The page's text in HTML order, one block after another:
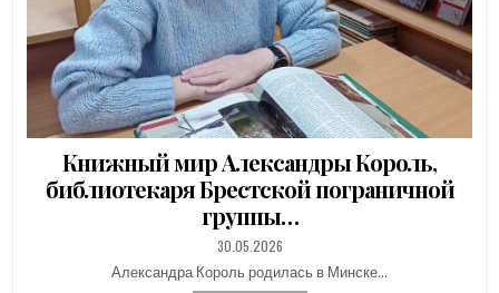
Книжный мир Александры Король,
библиотекаря Брестской пограничной
группы…
PUBLISHED
DATE:
30.05.2026
Александра Король родилась в Минске…